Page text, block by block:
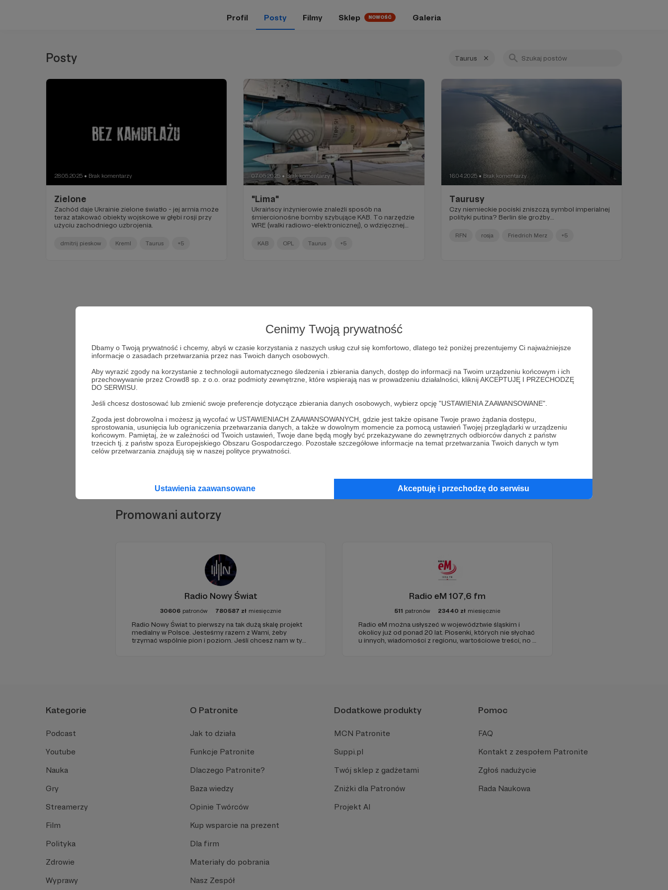
Cenimy Twoją prywatność
Dbamy o Twoją prywatność i chcemy, abyś w czasie korzystania z naszych usług czuł się komfortowo, dlatego też poniżej prezentujemy Ci najważniejsze
informacje o zasadach przetwarzania przez nas Twoich danych osobowych.
Aby wyrazić zgody na korzystanie z technologii automatycznego śledzenia i zbierania danych, dostęp do informacji na Twoim urządzeniu końcowym i ich
przechowywanie przez Crowd8 sp. z o.o. oraz podmioty zewnętrzne, które wspierają nas w prowadzeniu działalności, kliknij AKCEPTUJĘ I PRZECHODZĘ
DO SERWISU.
Jeśli chcesz dostosować lub zmienić swoje preferencje dotyczące zbierania danych osobowych, wybierz opcję "USTAWIENIA ZAAWANSOWANE".
Zgoda jest dobrowolna i możesz ją wycofać w USTAWIENIACH ZAAWANSOWANYCH, gdzie jest także opisane Twoje prawo żądania dostępu,
sprostowania, usunięcia lub ograniczenia przetwarzania danych, a także w dowolnym momencie za pomocą ustawień Twojej przeglądarki w urządzeniu
końcowym. Pamiętaj, że w zależności od Twoich ustawień, Twoje dane będą mogły być przekazywane do zewnętrznych odbiorców danych z państw
trzecich tj. z państw spoza Europejskiego Obszaru Gospodarczego. Pozostałe szczegółowe informacje na temat przetwarzania Twoich danych w tym
celów przetwarzania znajdują się w naszej polityce prywatności.
Ustawienia zaawansowane Akceptuję i przechodzę do serwisu
Profil Posty Filmy Sklep NOWOŚĆ Galeria
Posty Taurus
28.05.2025 ● Brak komentarzy
Zielone
Zachód daje Ukrainie zielone światło - jej armia może
teraz atakować obiekty wojskowe w głębi rosji przy
użyciu zachodniego uzbrojenia.
dmitrij pieskow Kreml Taurus +5
07.05.2025 ● Brak komentarzy
"Lima"
Ukraińscy inżynierowie znaleźli sposób na
śmiercionośne bomby szybujące KAB. To narzędzie
WRE (walki radiowo-elektronicznej), o wdzięcznej
KAB OPL Taurus +5
16.04.2025 ● Brak komentarzy
Taurusy
Czy niemieckie pociski zniszczą symbol imperialnej
polityki putina? Berlin śle groźby…
RFN rosja Friedrich Merz +5
Wesprzyj działalność AutoraMarcin Ogdowskijuż teraz!
Zostań Patronem
Promowani autorzy
Radio Nowy Świat
30606 patronów 780587 zł miesięcznie
Radio Nowy Świat to pierwszy na tak dużą skalę projekt
medialny w Polsce. Jesteśmy razem z Wami, żeby
trzymać wspólnie pion i poziom. Jeśli chcesz nam w tym
Radio eM 107,6 fm
511 patronów 23440 zł miesięcznie
Radio eM można usłyszeć w województwie śląskim i
okolicy już od ponad 20 lat. Piosenki, których nie słychać
u innych, wiadomości z regionu, wartościowe treści, no i
Kategorie
Podcast
Youtube
Nauka
Gry
Streamerzy
Film
Polityka
Zdrowie
Wyprawy
O Patronite
Jak to działa
Funkcje Patronite
Dlaczego Patronite?
Baza wiedzy
Opinie Twórców
Kup wsparcie na prezent
Dla firm
Materiały do pobrania
Nasz Zespół
Dodatkowe produkty
MCN Patronite
Suppi.pl
Twój sklep z gadżetami
Zniżki dla Patronów
Projekt AI
Pomoc
FAQ
Kontakt z zespołem Patronite
Zgłoś nadużycie
Rada Naukowa